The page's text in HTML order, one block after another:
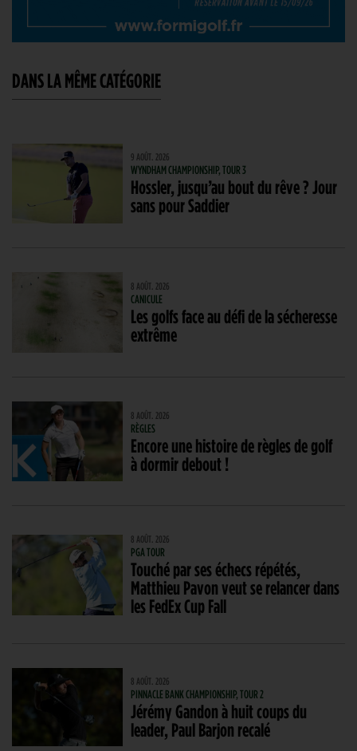
DANS LA MÊME CATÉGORIE
9 AOÛT. 2026
WYNDHAM CHAMPIONSHIP, TOUR 3
Hossler, jusqu’au bout du rêve ? Jour
sans pour Saddier
8 AOÛT. 2026
CANICULE
Les golfs face au défi de la sécheresse
extrême
8 AOÛT. 2026
RÈGLES
Encore une histoire de règles de golf
à dormir debout !
8 AOÛT. 2026
PGA TOUR
Touché par ses échecs répétés,
Matthieu Pavon veut se relancer dans
les FedEx Cup Fall
8 AOÛT. 2026
PINNACLE BANK CHAMPIONSHIP, TOUR 2
Jérémy Gandon à huit coups du
leader, Paul Barjon recalé